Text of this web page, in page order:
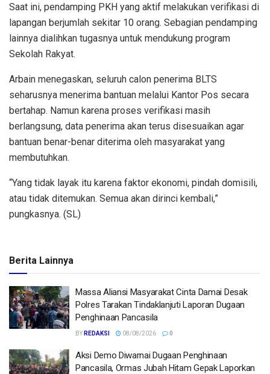
Saat ini, pendamping PKH yang aktif melakukan verifikasi di
lapangan berjumlah sekitar 10 orang. Sebagian pendamping
lainnya dialihkan tugasnya untuk mendukung program
Sekolah Rakyat.
Arbain menegaskan, seluruh calon penerima BLTS
seharusnya menerima bantuan melalui Kantor Pos secara
bertahap. Namun karena proses verifikasi masih
berlangsung, data penerima akan terus disesuaikan agar
bantuan benar-benar diterima oleh masyarakat yang
membutuhkan.
“Yang tidak layak itu karena faktor ekonomi, pindah domisili,
atau tidak ditemukan. Semua akan dirinci kembali,”
pungkasnya. (SL)
Berita Lainnya
Massa Aliansi Masyarakat Cinta Damai Desak
Polres Tarakan Tindaklanjuti Laporan Dugaan
Penghinaan Pancasila
BY REDAKSI 08/08/2026 0
Aksi Demo Diwarnai Dugaan Penghinaan
Pancasila, Ormas Jubah Hitam Gepak Laporkan